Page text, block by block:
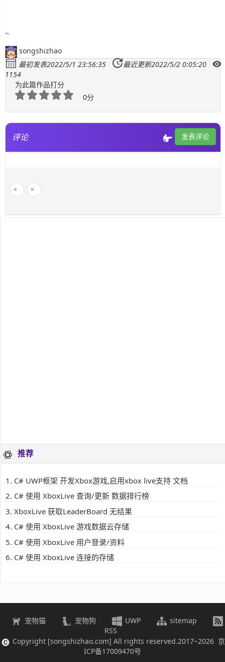
~
songshizhao
最初发表2022/5/1 23:56:35
最近更新2022/5/2 0:05:20
1154
为此篇作品打分
0分
评论 发表评论
« »
推荐
C# UWP框架 开发Xbox游戏,启用xbox live支持 文档
C# 使用 XboxLive 查询/更新 数据排行榜
XboxLive 获取LeaderBoard 无结果
C# 使用 XboxLive 游戏数据云存储
C# 使用 XboxLive 用户登录/资料
C# 使用 XboxLive 连接的存储
宠物猫 宠物狗 UWP
sitemap
RSS
Copyright [songshizhao.com] All rights reserved.2017~2026 京
ICP备17009470号